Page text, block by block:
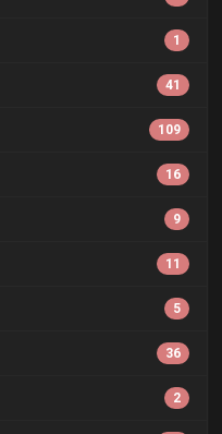
1
41
109
16
9
11
5
36
2